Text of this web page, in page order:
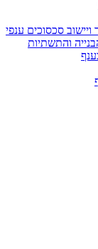
סכסוכים ענפי
והתשתיות